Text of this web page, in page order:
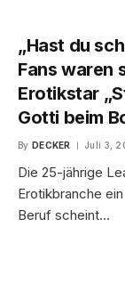
„Hast du
Fans waren
Erotikstar
Gotti beim
By DECKER Juli 3,
Die 25-jährige
Erotikbranche
Beruf scheint…